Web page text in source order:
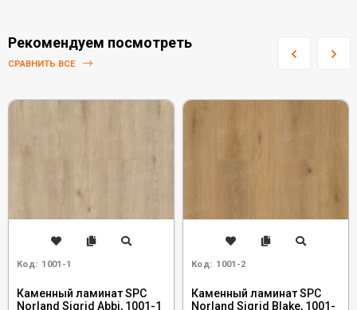
Рекомендуем посмотреть
СРАВНИТЬ ВСЕ
Код: 1001-1
Каменный ламинат SPC
Norland Sigrid Abbi, 1001-1
Код: 1001-2
Каменный ламинат SPC
Norland Sigrid Blake, 1001-